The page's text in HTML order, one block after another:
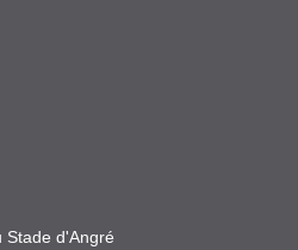
Stade d'Angré